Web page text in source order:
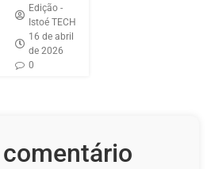
Edição -
Istoé TECH
16 de abril
de 2026
0